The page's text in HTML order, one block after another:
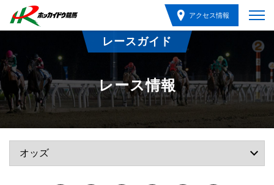
アクセス情報
レースガイド
レース情報